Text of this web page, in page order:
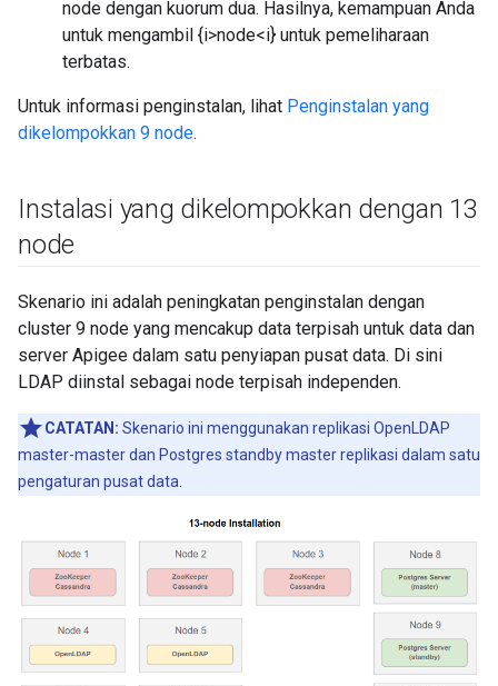
node dengan kuorum dua. Hasilnya, kemampuan Anda
untuk mengambil {i>node<i} untuk pemeliharaan
terbatas.
Untuk informasi penginstalan, lihat Penginstalan yang
dikelompokkan 9 node.
Instalasi yang dikelompokkan dengan 13
node
Skenario ini adalah peningkatan penginstalan dengan
cluster 9 node yang mencakup data terpisah untuk data dan
server Apigee dalam satu penyiapan pusat data. Di sini
LDAP diinstal sebagai node terpisah independen.
CATATAN: Skenario ini menggunakan replikasi OpenLDAP
master-master dan Postgres standby master replikasi dalam satu
pengaturan pusat data.